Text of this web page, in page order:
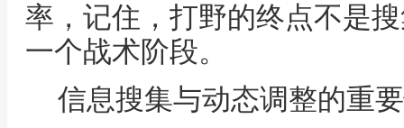
率，记住，打野的终点不是
一个战术阶段。
信息搜集与动态调整的重